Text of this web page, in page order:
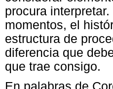
procura
momentos, el
estructura de
diferencia que
que trae consigo.
En palabras de